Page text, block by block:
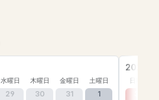
水曜日 木曜日 金曜日 土曜日
29 30 31 1
2026年
日曜日